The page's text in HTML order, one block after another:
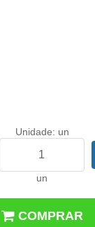
Unidade: un
un
COMPRAR